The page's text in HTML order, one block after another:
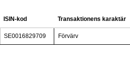
ISIN-kod Transaktionens karaktär
SE0016829709 Förvärv